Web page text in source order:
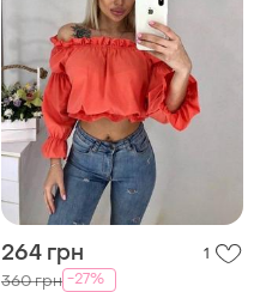
264 грн 1
360 грн -27%